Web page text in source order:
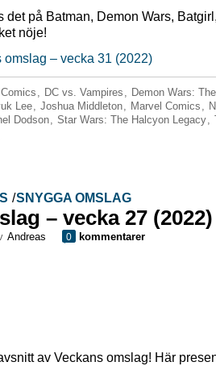
det på Batman, Demon Wars,
nöje!
omslag – vecka 31 (2022)
, DC vs. Vampires , Demon Wars:
Lee, Joshua Middleton, Marvel Comics ,
Dodson, Star Wars: The Halcyon Legacy,
/SNYGGA OMSLAG
– vecka 27 (2022)
Andreas 0 kommentarer
av Veckans omslag! Här